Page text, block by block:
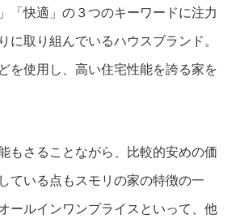
「快適」の３つのキーワードに注力
に取り組んでいるハウスブランド。
を使用し、高い住宅性能を誇る家を
もさることながら、比較的安めの価
ている点もスモリの家の特徴の一
ールインワンプライスといって、他